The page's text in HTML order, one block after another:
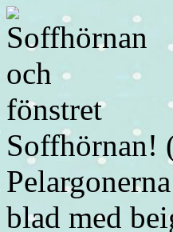
Soffhörnan!
blad med